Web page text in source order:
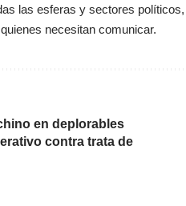
las esferas y sectores
necesitan comunicar.
en deplorables
contra trata de